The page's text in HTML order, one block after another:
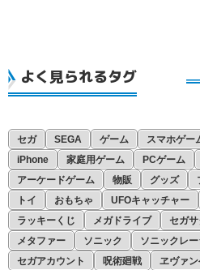
よく見られるタグ
セガ SEGA ゲーム スマホゲー
iPhone
家庭用ゲーム PCゲーム
アーケードゲーム
物販 グッズ
トイ
おもちゃ UFOキャッチャー
ラッキーくじ
メガドライブ セガ
メタファー
ソニック ソニックレ
セガアカウント
呪術廻戦
ヱヴァ